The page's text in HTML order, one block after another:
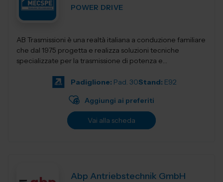
POWER DRIVE
AB Trasmissioni è una realtà italiana a conduzione familiare
che dal 1975 progetta e realizza soluzioni tecniche
specializzate per la trasmissione di potenza e
Padiglione: Pad. 30Stand: E92
Aggiungi ai preferiti
Vai alla scheda
Abp Antriebstechnik GmbH